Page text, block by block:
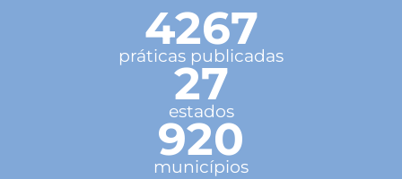
4267
práticas publicadas
27
estados
920
municípios